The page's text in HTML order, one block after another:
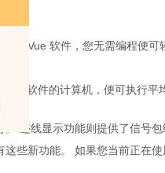
软件，您无需编程便
析软件的计算机，便可执行平
迹线显示功能则提供了信号
些新功能。 如果您当前正在